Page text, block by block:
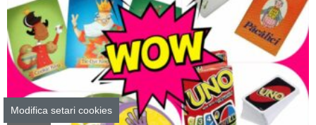
Cadouri
Modifica setari cookies